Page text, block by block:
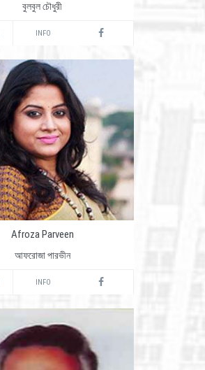
বুলবুল চৌধুরী
INFO
Afroza Parveen
আফরোজা পারভীন
INFO